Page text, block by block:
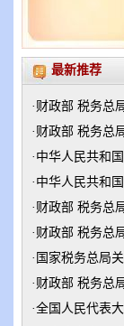
最新推荐
· 财政部 税务总
· 财政部 税务总
· 中华人民共和
· 中华人民共和
· 财政部 税务总
· 财政部 税务总
· 国家税务总局
· 财政部 税务总
·全国人民代表